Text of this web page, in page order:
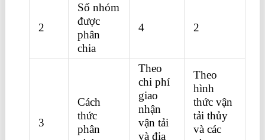
2
Số nhóm
được
phân
chia
4 2
3
Cách
thức
phân
Theo
chi phí
giao
nhận
vận tải
và địa
Theo
hình
thức vận
tải thủy
và các